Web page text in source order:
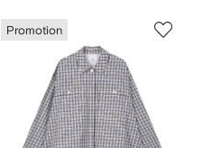
Promotion